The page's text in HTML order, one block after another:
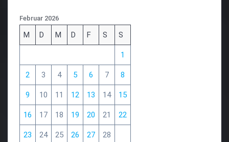
Februar 2026
M D M D F S S
1
2 3 4 5 6 7 8
9 10 11 12 13 14 15
16 17 18 19 20 21 22
23 24 25 26 27 28